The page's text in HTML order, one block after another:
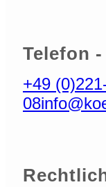
Telefon
+49
08